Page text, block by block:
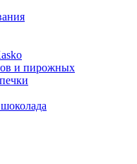
и пирожных